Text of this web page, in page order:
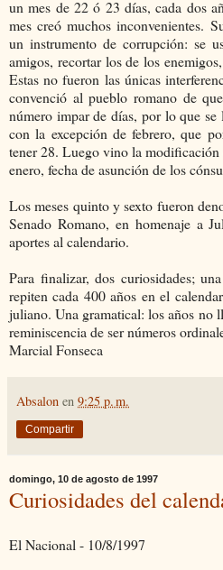
un mes de 22 ó 23 días, cada dos
mes creó muchos inconvenientes.
un instrumento de corrupción: se
amigos, recortar los de los
Estas no fueron las únicas
convenció al pueblo romano de
número impar de días, por lo que
con la excepción de febrero, que
tener 28. Luego vino la
enero, fecha de asunción de los
Los meses quinto y sexto fueron
Senado Romano, en homenaje a
aportes al calendario.
Para finalizar, dos curiosidades;
repiten cada 400 años en el
juliano. Una gramatical: los años no
reminiscencia de ser números
Marcial Fonseca
Absalon en 9:25 p. m.
Compartir
domingo, 10 de agosto de 1997
Curiosidades del
El Nacional - 10/8/1997